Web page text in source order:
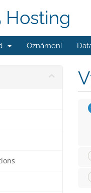
Hosting
Oznámení